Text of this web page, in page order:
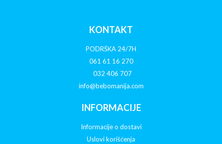
KONTAKT
PODRŠKA 24/7H
061 61 16 270
032 406 707
info@bebomanija.com
INFORMACIJE
Informacije o dostavi
Uslovi korišćenja